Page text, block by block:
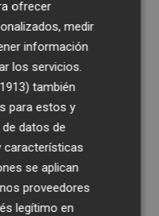
ofrecer
medir
información
los servicios.
también
para estos y
datos de
características
se aplican
proveedores
legítimo en